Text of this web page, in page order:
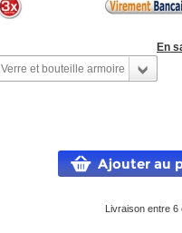
En
Verre et bouteille armoire
Ajouter au
Livraison entre 6